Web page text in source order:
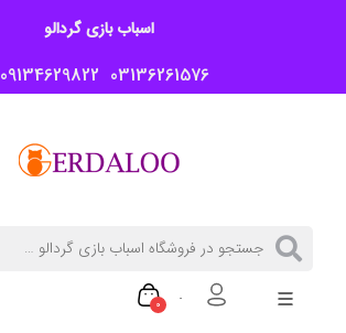
اسباب بازی گردالو
03136261576
09134629822
0